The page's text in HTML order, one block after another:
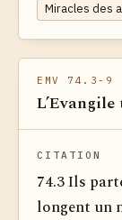
Miracles des
EMV 74.3-9
CITATION
74.3 Ils
longent un